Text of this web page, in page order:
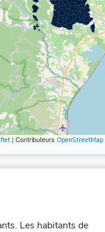
| Contributeurs OpenStreetMap
Les habitants de